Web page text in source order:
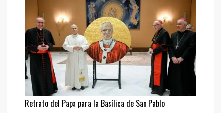
Retrato del Papa para la Basílica de San Pablo